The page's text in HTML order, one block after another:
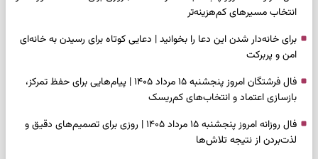
انتخاب مسیرهای کم‌هزینه‌تر
برای خانه‌دار شدن این دعا را بخوانید | دعایی کوتاه برای رسیدن به خانه‌ای
امن و پربرکت
فال فرشتگان امروز پنجشنبه ۱۵ مرداد ۱۴۰۵ | پیام‌هایی برای حفظ تمرکز،
بازسازی اعتماد و انتخاب‌های کم‌ریسک
فال روزانه امروز پنجشنبه ۱۵ مرداد ۱۴۰۵ | روزی برای تصمیم‌های دقیق و
لذت‌بردن از نتیجه تلاش‌ها